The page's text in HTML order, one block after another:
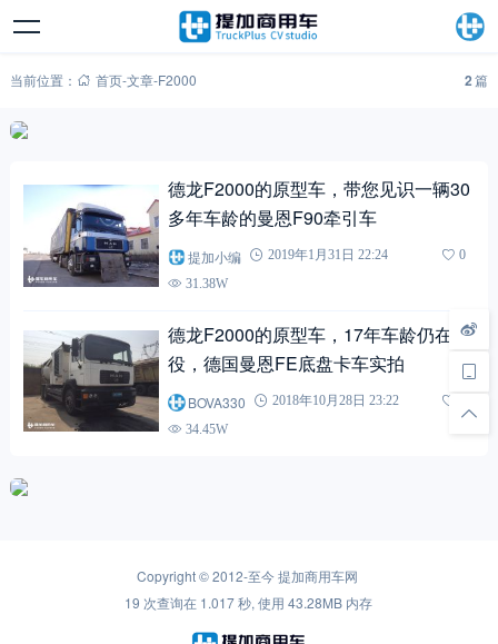
当前位置： 首页-文章-F2000 2篇
德龙F2000的原型车，带您见识一辆30
多年车龄的曼恩F90牵引车
提加小编 2019年1月31日 22:24
0
31.38W
德龙F2000的原型车，17年车龄仍在服
役，德国曼恩FE底盘卡车实拍
BOVA330 2018年10月28日 23:22
34.45W
Copyright © 2012-至今提加商用车网
19 次查询在 1.017 秒, 使用 43.28MB 内存